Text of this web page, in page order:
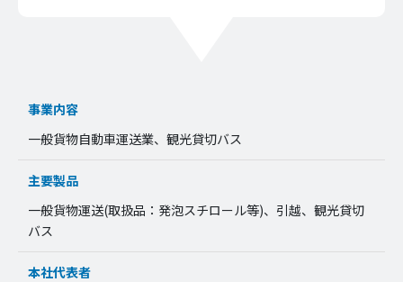
事業内容
一般貨物自動車運送業、観光貸切バス
主要製品
一般貨物運送(取扱品：発泡スチロール等)、引越、観光貸切
バス
本社代表者